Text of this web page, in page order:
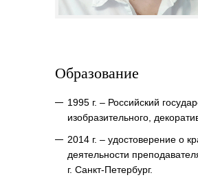
Образование
1995 г. – Российский
изобразительного,
2014 г. – удостоверение о
деятельности
г. Санкт-Петербург.